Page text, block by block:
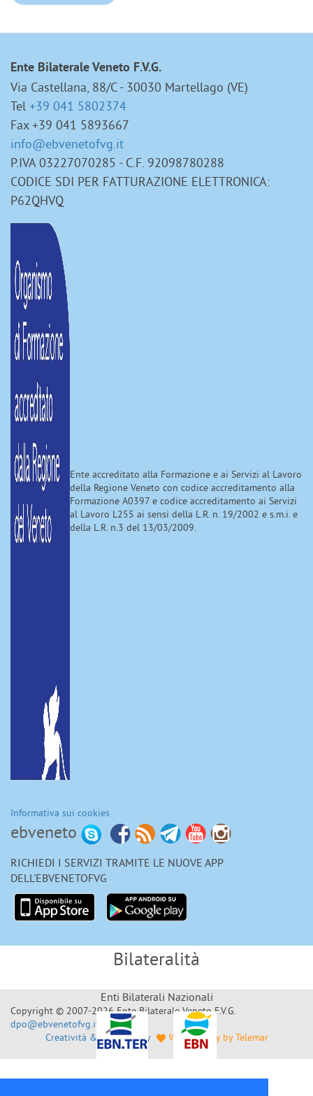
Ente Bilaterale Veneto F.V.G.
Via Castellana, 88/C - 30030 Martellago (VE)
Tel +39 041 5802374
Fax +39 041 5893667
info@ebvenetofvg.it
P.IVA 03227070285 - C.F. 92098780288
CODICE SDI PER FATTURAZIONE ELETTRONICA:
P62QHVQ
Ente accreditato alla Formazione e ai Servizi al Lavoro
della Regione Veneto con codice accreditamento alla
Formazione A0397 e codice accreditamento ai Servizi
al Lavoro L255 ai sensi della L.R. n. 19/2002 e s.m.i. e
della L.R. n.3 del 13/03/2009.
Informativa sui cookies
ebveneto
RICHIEDI I SERVIZI TRAMITE LE NUOVE APP
DELL'EBVENETOFVG
Bilateralità
Enti Bilaterali Nazionali
Copyright © 2007-2026 Ente Bilaterale Veneto F.V.G.
dpo@ebvenetofvg.it
Creatività & Sviluppo by
Web Agency by Telemar